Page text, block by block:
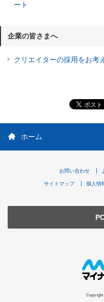
ート
企業の皆さまへ
クリエイターの採用をお考
ホーム
お問い合わせ
サイトマップ 個人情